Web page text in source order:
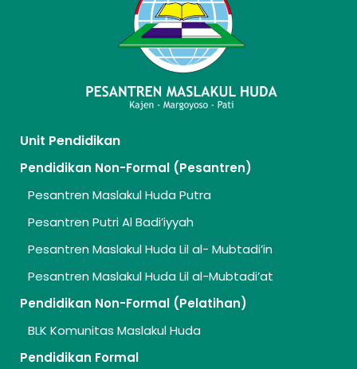
Unit Pendidikan
Pendidikan Non-Formal (Pesantren)
Pesantren Maslakul Huda Putra
Pesantren Putri Al Badi’iyyah
Pesantren Maslakul Huda Lil al- Mubtadi’in
Pesantren Maslakul Huda Lil al-Mubtadi’at
Pendidikan Non-Formal (Pelatihan)
BLK Komunitas Maslakul Huda
Pendidikan Formal